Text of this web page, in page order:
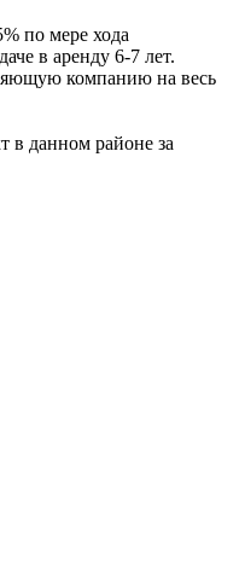
по мере хода
в аренду 6-7 лет.
компанию на весь
в данном районе за